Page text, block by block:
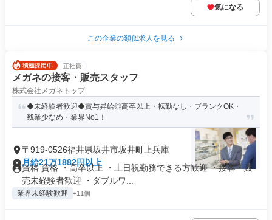
気になる
この企業の類似求人を見る
正社員
メガネの接客・販売スタッフ
株式会社メガネトップ
◆未経験者歓迎◆賞与昇給◎高卒以上・転勤なし・ブランクOK・
残業少なめ・業界No1！
〒919-0526福井県坂井市坂井町上兵庫
月給21万1882円以上
資格 資格 ・高卒以上 ・土日祝勤務できる方歓迎 ・接客・販
売未経験者歓迎 ・ダブルワ...
業界未経験歓迎 +11個